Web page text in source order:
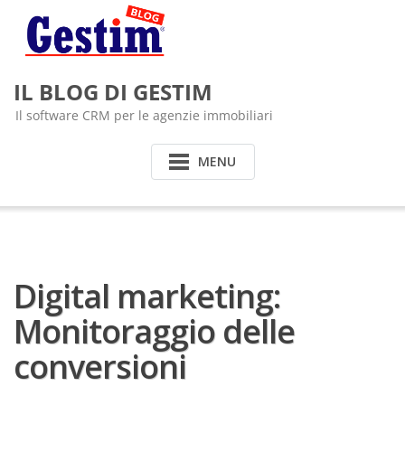
content
IL BLOG DI GESTIM
Il software CRM per le agenzie immobiliari
MENU
Digital marketing:
Monitoraggio delle
conversioni